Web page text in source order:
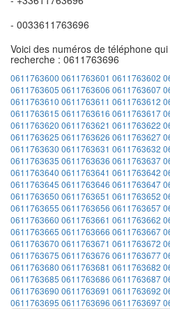
- 0033611763696
Voici des numéros de téléphone
recherche : 0611763696
0611763600 0611763601 0611763602
0611763605 0611763606 0611763607
0611763610 0611763611 0611763612
0611763615 0611763616 0611763617
0611763620 0611763621 0611763622
0611763625 0611763626 0611763627
0611763630 0611763631 0611763632
0611763635 0611763636 0611763637
0611763640 0611763641 0611763642
0611763645 0611763646 0611763647
0611763650 0611763651 0611763652
0611763655 0611763656 0611763657
0611763660 0611763661 0611763662
0611763665 0611763666 0611763667
0611763670 0611763671 0611763672
0611763675 0611763676 0611763677
0611763680 0611763681 0611763682
0611763685 0611763686 0611763687
0611763690 0611763691 0611763692
0611763695 0611763696 0611763697